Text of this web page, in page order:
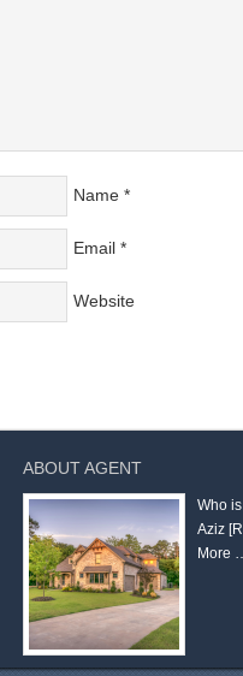
Name *
Email *
Website
ABOUT AGENT
Who
Aziz
More